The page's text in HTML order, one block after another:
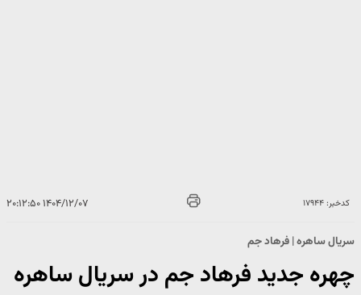
کدخبر: ۱۷۹۴۴ ۱۴۰۴/۱۲/۰۷ ۲۰:۱۲:۵۰
سریال ساهره | فرهاد جم
چهره جدید فرهاد جم در سریال ساهره